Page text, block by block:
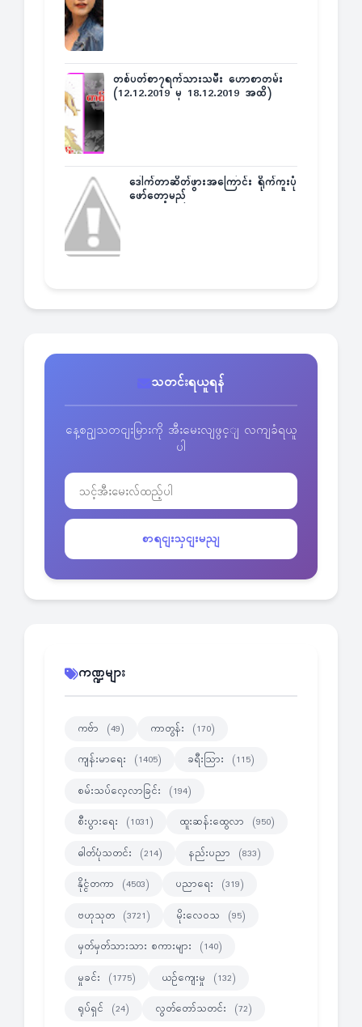
တစ်ပတ်စာ၇ရက်သားသမီး ဟောစာတမ်း
(12.12.2019 မှ 18.12.2019 အထိ)
ဒေါက်တာဆိတ်ဖွားအကြောင်း ရိုက်ကူးပုံ
ဖော်တော့မည်
သတင်းရယူရန်
နေ့စဥျသတငျးမြားကို အီးမေးလျဖွင့ျ လကျခံရယူ
ပါ
စာရငျးသှငျးမညျ
ကဏ္ဍများ
ကဗ်ာ (49) ကာတွန်း (170)
ကျန်းမာရေး (1405) ခရီးသြား (115)
စမ်းသပ်လေ့လာခြင်း (194)
စီးပွားရေး (1031) ထူးဆန်းထွေလာ (950)
ဓါတ်ပုံသတင်း (214) နည်းပညာ (833)
နိုင္ငံတကာ (4503) ပညာရေး (319)
ဗဟုသုတ (3721) မိုးလေဝသ (95)
မှတ်မှတ်သားသား စကားများ (140)
မှုခင်း (1775) ယဉ်ကျေးမှု (132)
ရုပ်ရှင် (24) လွတ်တော်သတင်း (72)